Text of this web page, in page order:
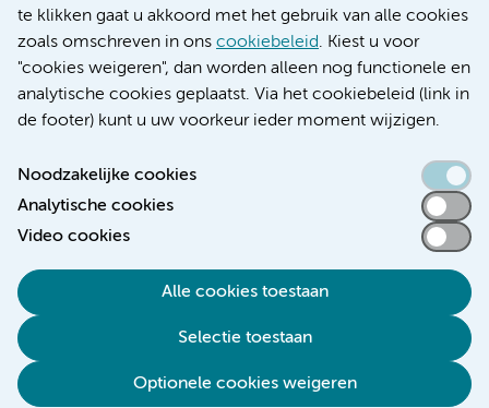
te klikken gaat u akkoord met het gebruik van alle cookies
zoals omschreven in ons cookiebeleid. Kiest u voor
"cookies weigeren", dan worden alleen nog functionele en
analytische cookies geplaatst. Via het cookiebeleid (link in
de footer) kunt u uw voorkeur ieder moment wijzigen.
Noodzakelijke cookies
Analytische cookies
Video cookies
Alle cookies toestaan
Selectie toestaan
Optionele cookies weigeren
Verwijzen & diagnostiek
Toegankelijkheidsverklaring
Responsible disclosure